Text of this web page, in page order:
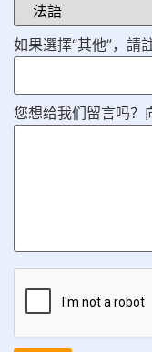
如果選擇“其他”，請
您想给我们留言吗？